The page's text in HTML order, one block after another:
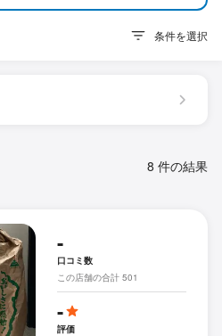
条件を選択
8 件の結果
-
口コミ数
この店舗の合計 501
-
評価